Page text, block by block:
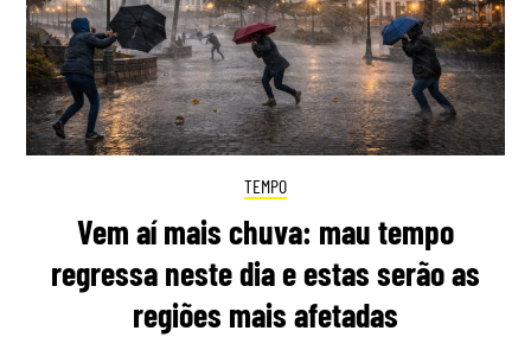
TEMPO
Vem aí mais chuva: mau tempo
regressa neste dia e estas serão as
regiões mais afetadas